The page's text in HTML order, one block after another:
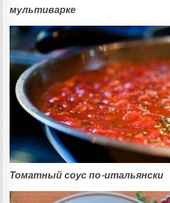
мультиварке
Томатный соус по-итальянски